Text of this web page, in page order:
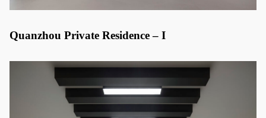
Quanzhou Private Residence – I